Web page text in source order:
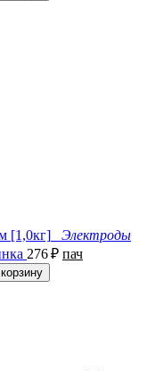
Электроды
276₽ пач